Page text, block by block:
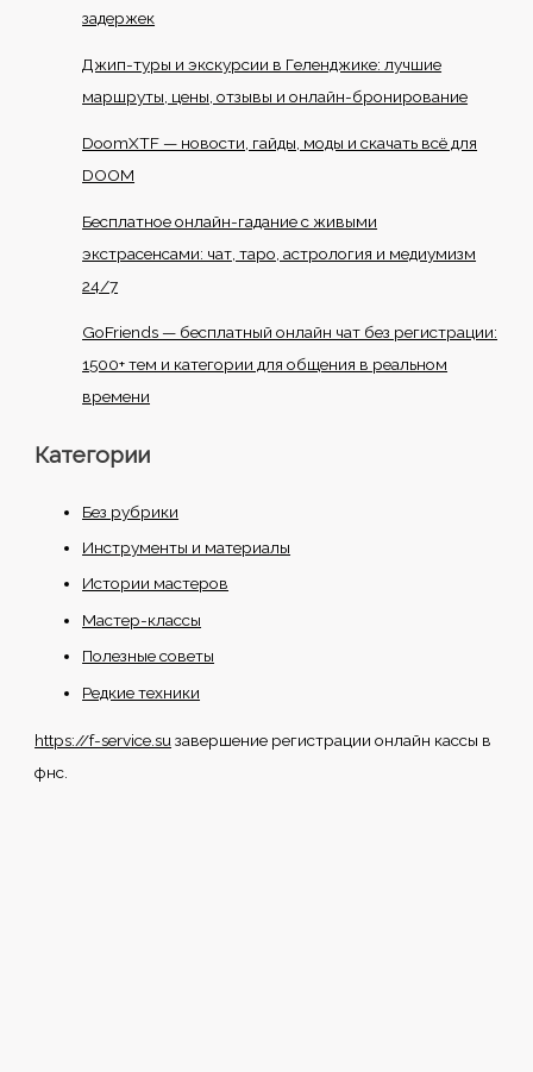
задержек
Джип-туры и экскурсии в Геленджике: лучшие
маршруты, цены, отзывы и онлайн-бронирование
DoomXTF — новости, гайды, моды и скачать всё для
DOOM
Бесплатное онлайн-гадание с живыми
экстрасенсами: чат, таро, астрология и медиумизм
24/7
GoFriends — бесплатный онлайн чат без регистрации:
1500+ тем и категории для общения в реальном
времени
Категории
Без рубрики
Инструменты и материалы
Истории мастеров
Мастер-классы
Полезные советы
Редкие техники
https://f-service.suзавершение регистрации онлайн кассы в
фнс.